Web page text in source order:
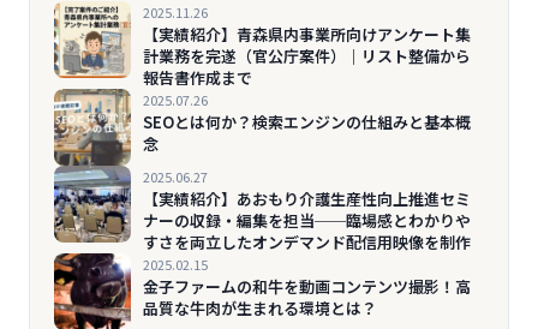
2025.11.26
【実績紹介】青森県内事業所向けアンケート集
計業務を完遂（官公庁案件）｜リスト整備から
報告書作成まで
2025.07.26
SEOとは何か？検索エンジンの仕組みと基本概
念
2025.06.27
【実績紹介】あおもり介護生産性向上推進セミ
ナーの収録・編集を担当──臨場感とわかりや
すさを両立したオンデマンド配信用映像を制作
2025.02.15
金子ファームの和牛を動画コンテンツ撮影！高
品質な牛肉が生まれる環境とは？